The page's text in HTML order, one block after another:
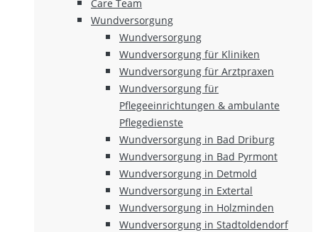
Care Team
Wundversorgung
Wundversorgung
Wundversorgung für Kliniken
Wundversorgung für Arztpraxen
Wundversorgung für
Pflegeeinrichtungen & ambulante
Pflegedienste
Wundversorgung in Bad Driburg
Wundversorgung in Bad Pyrmont
Wundversorgung in Detmold
Wundversorgung in Extertal
Wundversorgung in Holzminden
Wundversorgung in Stadtoldendorf